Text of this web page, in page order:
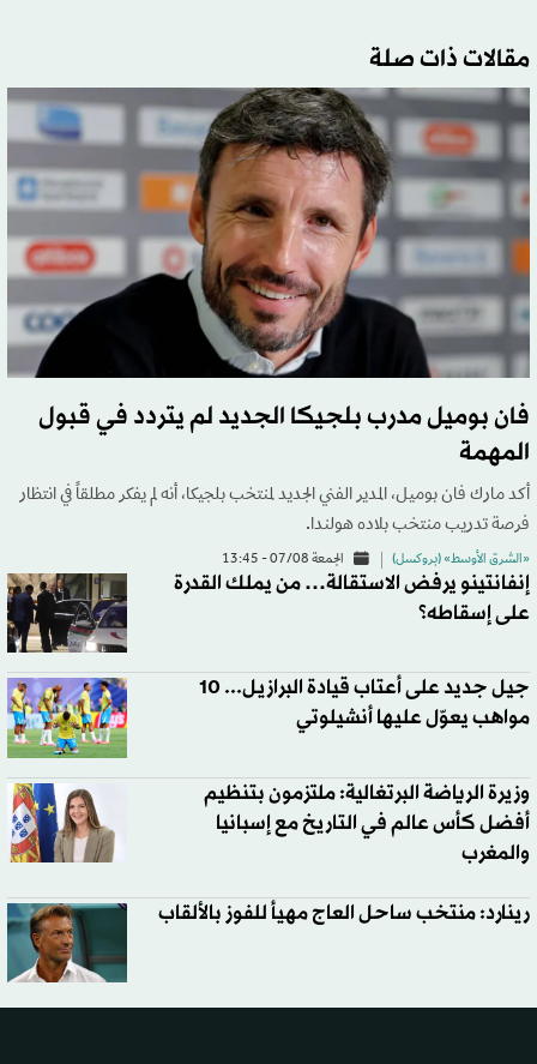
مقالات ذات صلة
فان بوميل مدرب بلجيكا الجديد لم يتردد في قبول
المهمة
أكد مارك فان بوميل، المدير الفني الجديد لمنتخب بلجيكا، أنه لم يفكر مطلقاً في انتظار
فرصة تدريب منتخب بلاده هولندا.
«الشرق الأوسط» (بروكسل) الجمعة 07/08 - 13:45
إنفانتينو يرفض الاستقالة… من يملك القدرة
على إسقاطه؟
جيل جديد على أعتاب قيادة البرازيل... 10
مواهب يعوّل عليها أنشيلوتي
وزيرة الرياضة البرتغالية: ملتزمون بتنظيم
أفضل كأس عالم في التاريخ مع إسبانيا
والمغرب
رينارد: منتخب ساحل العاج مهيأ للفوز بالألقاب